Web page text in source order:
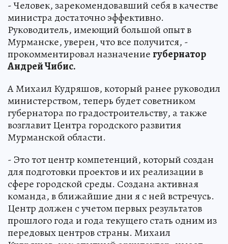
- Человек, зарекомендовавший себя в качестве
министра достаточно эффективно.
Руководитель, имеющий большой опыт в
Мурманске, уверен, что все получится, -
прокомментировал назначениегубернатор
Андрей Чибис.
А Михаил Кудряшов, который ранее руководил
министерством, теперь будет советником
губернатора по градостроительству, а также
возглавит Центра городского развития
Мурманской области.
- Это тот центр компетенций, который создан
для подготовки проектов и их реализации в
сфере городской среды. Создана активная
команда, в ближайшие дни я с ней встречусь.
Центр должен с учетом первых результатов
прошлого года и года текущего стать одним из
передовых центров страны. Михаил